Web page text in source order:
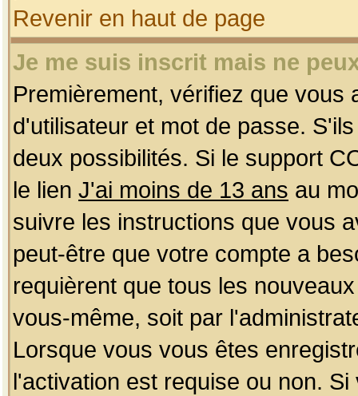
Revenir en haut de page
Je me suis inscrit mais ne
Premièrement, vérifiez que
d'utilisateur et mot de passe.
deux possibilités. Si le support
le lien J'ai moins de 13 ans au
suivre les instructions que vous
peut-être que votre compte a
requièrent que tous les
vous-même, soit par
Lorsque vous vous êtes
l'activation est requise ou non.